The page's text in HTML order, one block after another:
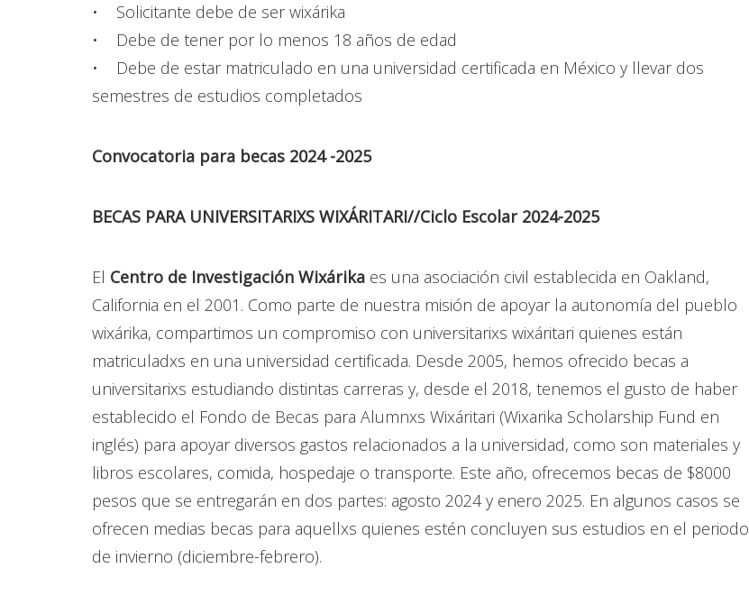
• Solicitante debe de ser wixárika
• Debe de tener por lo menos 18 años de edad
• Debe de estar matriculado en una universidad certificada en México y llevar dos
semestres de estudios completados
Convocatoria para becas 2024 -2025
BECAS PARA UNIVERSITARIXS WIXÁRITARI//Ciclo Escolar 2024-2025
El Centro de Investigación Wixárika es una asociación civil establecida en Oakland,
California en el 2001. Como parte de nuestra misión de apoyar la autonomía del pueblo
wixárika, compartimos un compromiso con universitarixs wixáritari quienes están
matriculadxs en una universidad certificada. Desde 2005, hemos ofrecido becas a
universitarixs estudiando distintas carreras y, desde el 2018, tenemos el gusto de haber
establecido el Fondo de Becas para Alumnxs Wixáritari (Wixarika Scholarship Fund en
inglés) para apoyar diversos gastos relacionados a la universidad, como son materiales y
libros escolares, comida, hospedaje o transporte. Este año, ofrecemos becas de $8000
pesos que se entregarán en dos partes: agosto 2024 y enero 2025. En algunos casos se
ofrecen medias becas para aquellxs quienes estén concluyen sus estudios en el periodo
de invierno (diciembre-febrero).